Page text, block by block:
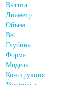
Высота:
Диаметр:
Объём:
Вес:
Глубина:
Форма:
Модель:
Конструкция: